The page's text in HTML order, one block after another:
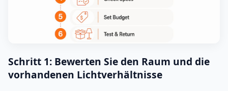
Schritt 1: Bewerten Sie den Raum und die
vorhandenen Lichtverhältnisse